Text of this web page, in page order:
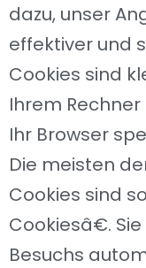
dazu, unser
effektiver und
Cookies sind
Ihrem
Ihr Browser
Die meisten
Cookies sind
Cookiesâ€.
Besuchs